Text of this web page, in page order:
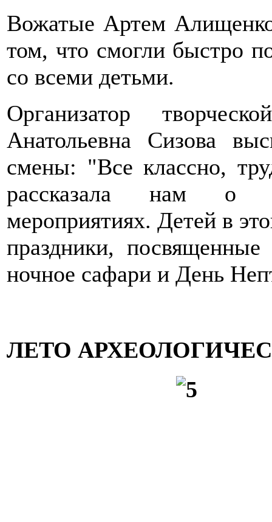
Вожатые Артем
том, что смогли быстро
со всеми детьми.
Организатор
Анатольевна Сизова
смены: "Все классно,
рассказала нам о
мероприятиях. Детей в
праздники,
ночное сафари и День
ЛЕТО